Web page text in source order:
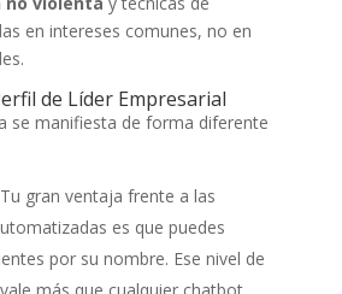
en intereses comunes, no en
de Líder Empresarial
se manifiesta de forma diferente
Tu gran ventaja frente a las
es que puedes
por su nombre. Ese nivel de